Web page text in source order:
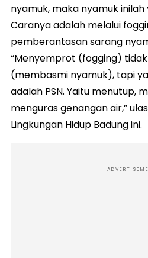
nyamuk, maka nyamuk
Caranya adalah melalui
pemberantasan sarang
“Menyemprot (fogging)
(membasmi nyamuk), tapi
adalah PSN. Yaitu menutup,
menguras genangan air,”
Lingkungan Hidup Badung ini.